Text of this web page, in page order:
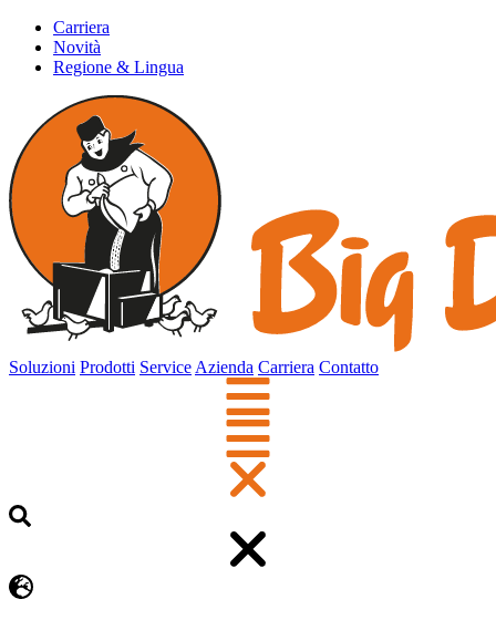
Carriera
Novità
Regione & Lingua
Soluzioni Prodotti Service Azienda Carriera Contatto